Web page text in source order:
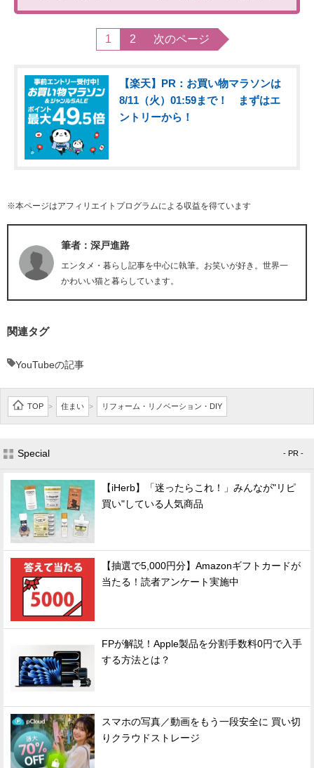
1 2 次のページ
【楽天】PR：お買い物マラソンは
8/11（火）01:59まで！ まずはエ
ントリーから！
※本ページはアフィリエイトプログラムによる収益を得ています
筆者：深戸進路
エンタメ・暮らし記事を中心に執筆。お笑いが好き。世界一
かわいい猫と暮らしています。
関連タグ
YouTubeの記事
TOP > 住まい > リフォーム・リノベーション・DIY
Special - PR -
【iHerb】「迷ったらこれ！」みんなが"リピ
買い"している人気商品
【抽選で5,000円分】Amazonギフトカードが
当たる！読者アンケート実施中
FPが解説！Apple製品を分割手数料0円で入手
する方法とは？
スマホの写真／動画をもう一段安全に 買い切
りクラウドストレージ